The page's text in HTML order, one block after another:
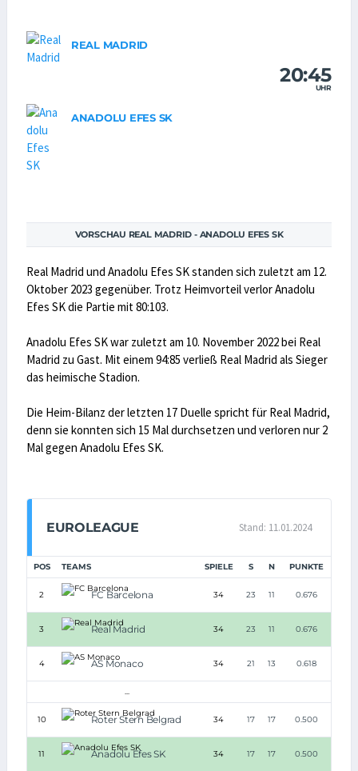
REAL MADRID
20:45
UHR
ANADOLU EFES SK
VORSCHAU REAL MADRID - ANADOLU EFES SK
Real Madrid und Anadolu Efes SK standen sich zuletzt am 12.
Oktober 2023 gegenüber. Trotz Heimvorteil verlor Anadolu
Efes SK die Partie mit 80:103.
Anadolu Efes SK war zuletzt am 10. November 2022 bei Real
Madrid zu Gast. Mit einem 94:85 verließ Real Madrid als Sieger
das heimische Stadion.
Die Heim-Bilanz der letzten 17 Duelle spricht für Real Madrid,
denn sie konnten sich 15 Mal durchsetzen und verloren nur 2
Mal gegen Anadolu Efes SK.
EUROLEAGUE Stand: 11.01.2024
POS TEAMS SPIELE S N PUNKTE
2 FC Barcelona 34 23 11 0.676
3 Real Madrid 34 23 11 0.676
4 AS Monaco 34 21 13 0.618
...
10 Roter Stern Belgrad 34 17 17 0.500
11 Anadolu Efes SK 34 17 17 0.500